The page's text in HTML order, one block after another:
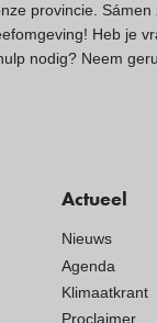
Actueel
Nieuws
Agenda
Klimaatkrant
Proclaimer
provincie.
Heb je
nodig? Neem